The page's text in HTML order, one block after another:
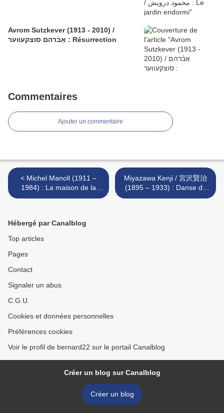
Avrom Sutzkever (1913 - 2010) /
אַבֿרהם סוצקעווער : Résurrection
Commentaires
Ajouter un commentaire
< Michel Manoll (1911 –
1984) : La maison de la
mer
Miyazawa Kenji / 宮沢賢治
(1895 – 1933) : Danse du
sabre au village de Haratai
Hébergé par Canalblog
Top articles
Pages
Contact
Signaler un abus
C.G.U.
Cookies et données personnelles
Préférences cookies
Voir le profil de bernard22 sur le portail Canalblog
Créer un blog sur Canalblog
Créer un blog